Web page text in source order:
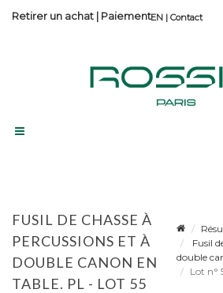
Contact
Retirer un achat | Paiement
FUSIL DE CHASSE À
PERCUSSIONS ET À
DOUBLE CANON EN
TABLE. PL - LOT 55
Fusil
double
Lot n°